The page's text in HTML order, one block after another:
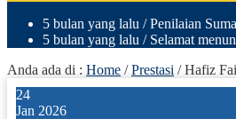
5 bulan yang lalu / Penilaian
5 bulan yang lalu / Selamat
Anda ada di : Home /Prestasi /Hafiz
24
Jan 2026